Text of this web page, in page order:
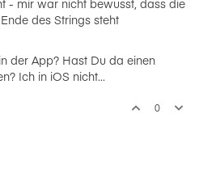
- mir war nicht bewusst, dass die
des Strings steht
der App? Hast Du da einen
Ich in iOS nicht...
0